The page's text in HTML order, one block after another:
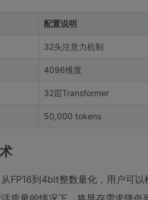
配置说明
32头注意力机制
4096维度
32层Transformer
50,000 tokens
FP16到4bit整数量化，用户可